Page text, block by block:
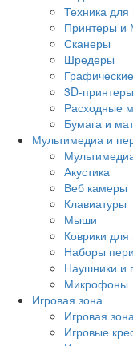
Техника для
Принтеры
Сканеры
Шредеры
3D-принтеры
Расходные
Бумага и
Мультимедиа и
Акустика
Веб камеры
Клавиатуры
Мыши
Коврики
Наборы
Наушники и
Микрофоны
Игровая зона
Игровая зона
Игровые